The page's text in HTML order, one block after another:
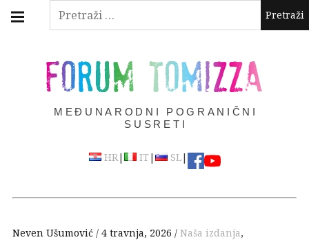
Pretraži:
Skip
FORUM TOMIZZA
MEĐUNARODNI POGRANIČNI
SUSRETI
HR| IT | SL|
navigation
Neven Ušumović 4 travnja, 2026 Naša izdanja,